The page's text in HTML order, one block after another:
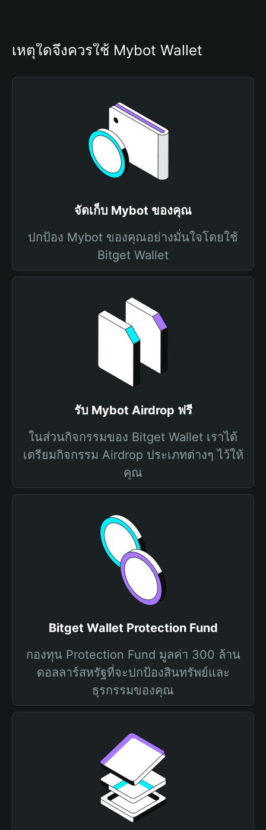
เหตุใดจึงควรใช้ Mybot Wallet
จัดเก็บ Mybot ของคุณ
ปกป้อง Mybot ของคุณอย่างมั่นใจโดยใช้
Bitget Wallet
รับ Mybot Airdrop ฟรี
ในส่วนกิจกรรมของ Bitget Wallet เราได้
เตรียมกิจกรรม Airdrop ประเภทต่างๆ ไว้ให้
คุณ
Bitget Wallet Protection Fund
กองทุน Protection Fund มูลค่า 300 ล้าน
ดอลลาร์สหรัฐที่จะปกป้องสินทรัพย์และ
ธุรกรรมของคุณ